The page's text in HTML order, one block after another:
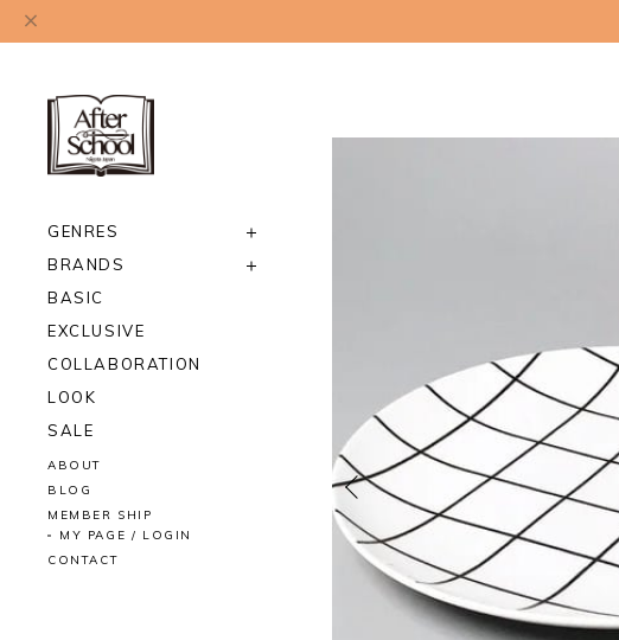
GENRES
BRANDS
BASIC
EXCLUSIVE
COLLABORATION
LOOK
SALE
ABOUT
BLOG
MEMBER SHIP
MY PAGE / LOGIN
CONTACT